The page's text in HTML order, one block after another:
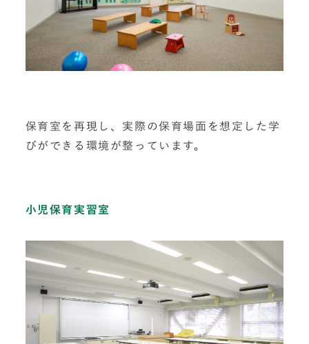
保育室を再現し、実際の保育場面を想定した学
びができる環境が整っています。
小児保育実習室